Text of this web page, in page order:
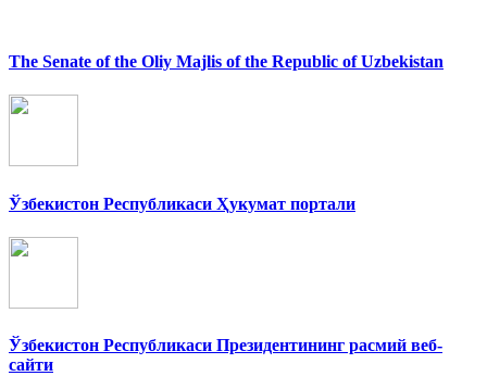
The Senate of the Oliy Majlis of the Republic of Uzbekistan
Ўзбекистон Республикаси Ҳукумат портали
Ўзбекистон Республикаси Президентининг расмий веб-
сайти